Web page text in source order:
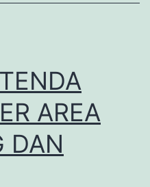
AREA
DAN